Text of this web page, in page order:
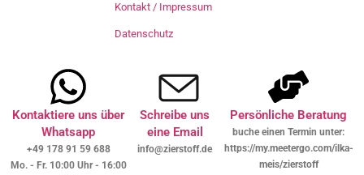
Kontakt / Impressum
Datenschutz
Kontaktiere uns über
Whatsapp
+49 178 91 59 688
Mo. - Fr. 10:00 Uhr - 16:00
Schreibe uns
eine Email
info@zierstoff.de
Persönliche Beratung
buche einen Termin unter:
https://my.meetergo.com/ilka-
meis/zierstoff